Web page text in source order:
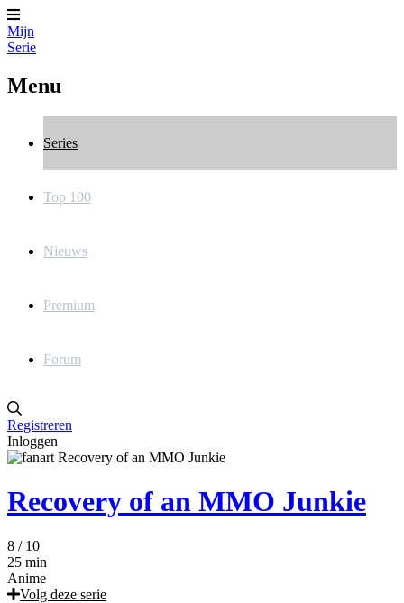
Mijn
Serie
Menu
Series
Top 100
Nieuws
Premium
Forum
Registreren
Inloggen
Recovery of an MMO Junkie
8 / 10
25 min
Anime
Volg deze serie